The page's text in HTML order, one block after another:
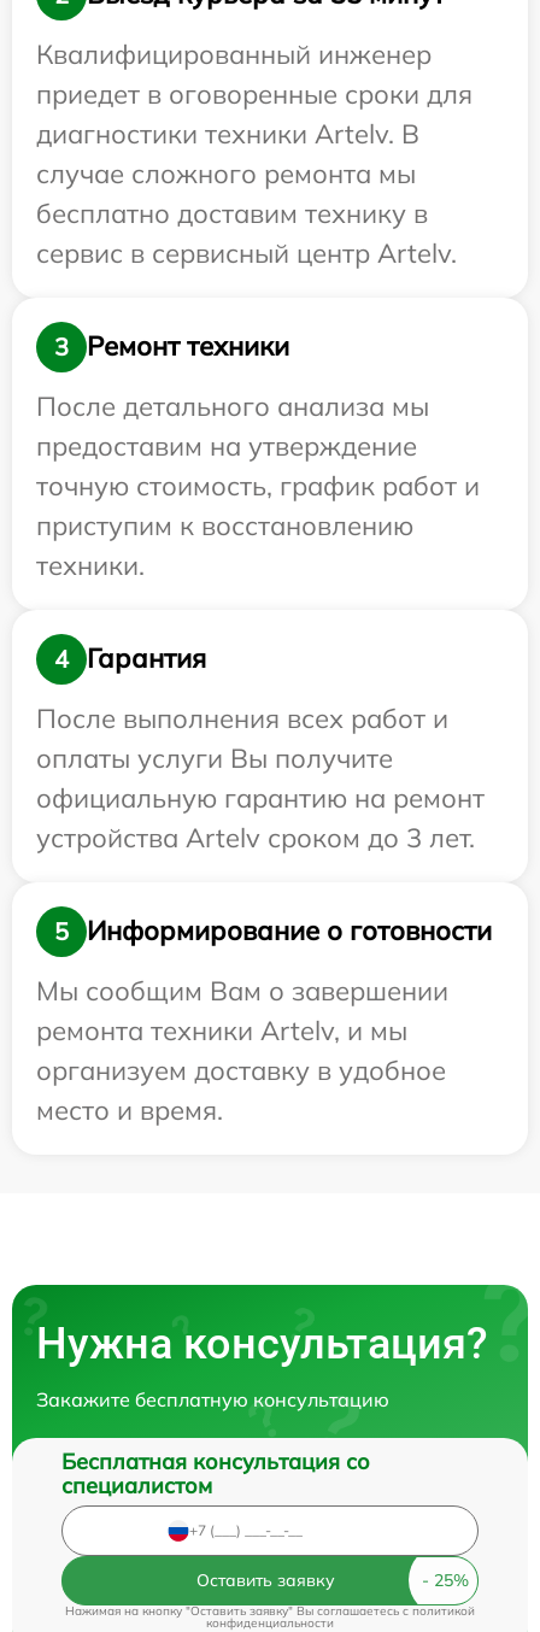
Квалифицированный инженер
приедет в оговоренные сроки для
диагностики техники Artelv. В
случае сложного ремонта мы
бесплатно доставим технику в
сервис в сервисный центр Artelv.
3
Ремонт техники
После детального анализа мы
предоставим на утверждение
точную стоимость, график работ и
приступим к восстановлению
техники.
4
Гарантия
После выполнения всех работ и
оплаты услуги Вы получите
официальную гарантию на ремонт
устройства Artelv сроком до 3 лет.
5
Информирование о готовности
Мы сообщим Вам о завершении
ремонта техники Artelv, и мы
организуем доставку в удобное
место и время.
Нужна консультация?
Закажите бесплатную консультацию
Бесплатная консультация со
специалистом
Оставить заявку
Нажимая на кнопку "Оставить заявку" Вы соглашаетесь cполитикой
конфиденциальности